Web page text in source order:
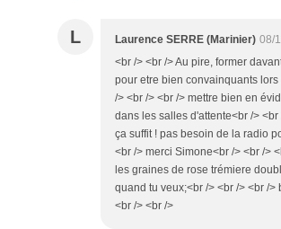
L Laurence SERRE (Marinier) 08/
<br /> <br /> Au pire, former
pour etre bien convainquants
/> <br /> <br /> mettre bien en
dans les salles d'attente<br /> <br
ça suffit ! pas besoin de la radio
<br /> merci Simone<br /> <br />
les graines de rose trémiere
quand tu veux;<br /> <br /> <br />
<br /> <br />